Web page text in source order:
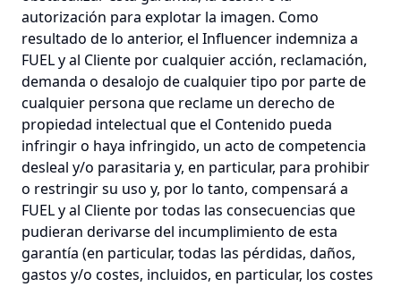
autorización para explotar la imagen. Como
resultado de lo anterior, el Influencer indemniza a
FUEL y al Cliente por cualquier acción, reclamación,
demanda o desalojo de cualquier tipo por parte de
cualquier persona que reclame un derecho de
propiedad intelectual que el Contenido pueda
infringir o haya infringido, un acto de competencia
desleal y/o parasitaria y, en particular, para prohibir
o restringir su uso y, por lo tanto, compensará a
FUEL y al Cliente por todas las consecuencias que
pudieran derivarse del incumplimiento de esta
garantía (en particular, todas las pérdidas, daños,
gastos y/o costes, incluidos, en particular, los costes